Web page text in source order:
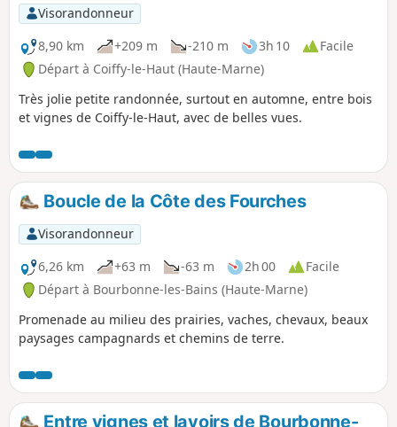
Visorandonneur
8,90 km
+209 m -210 m 3h 10
Facile
Départ à Coiffy-le-Haut (Haute-Marne)
Très jolie petite randonnée, surtout en automne, entre bois
et vignes de Coiffy-le-Haut, avec de belles vues.
Boucle de la Côte des Fourches
Visorandonneur
6,26 km
+63 m -63 m 2h 00
Facile
Départ à Bourbonne-les-Bains (Haute-Marne)
Promenade au milieu des prairies, vaches, chevaux, beaux
paysages campagnards et chemins de terre.
Entre vignes et lavoirs de Bourbonne-